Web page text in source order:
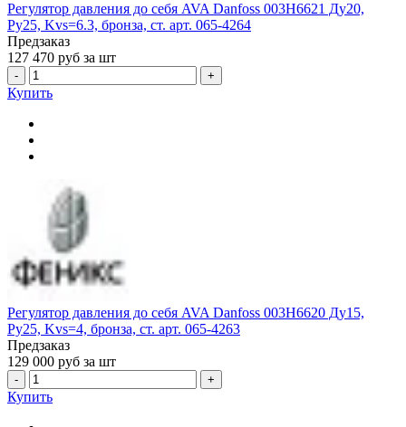
Регулятор давления до себя AVA Danfoss 003H6621 Ду20,
Ру25, Kvs=6.3, бронза, ст. арт. 065-4264
Предзаказ
127 470 руб за шт
- +
Купить
Регулятор давления до себя AVA Danfoss 003H6620 Ду15,
Ру25, Kvs=4, бронза, ст. арт. 065-4263
Предзаказ
129 000 руб за шт
- +
Купить